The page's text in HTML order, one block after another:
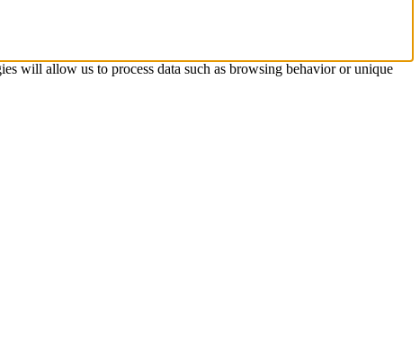
will allow us to process data such as browsing behavior or unique